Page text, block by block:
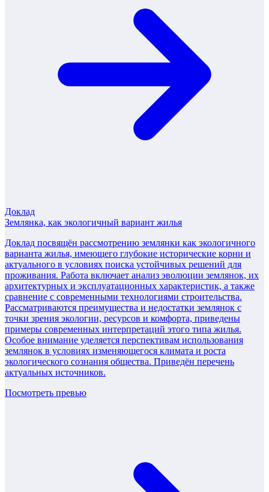
Доклад
Землянка, как экологичный вариант жилья
Доклад посвящён рассмотрению землянки как экологичного
варианта жилья, имеющего глубокие исторические корни и
актуального в условиях поиска устойчивых решений для
проживания. Работа включает анализ эволюции землянок, их
архитектурных и эксплуатационных характеристик, а также
сравнение с современными технологиями строительства.
Рассматриваются преимущества и недостатки землянок с
точки зрения экологии, ресурсов и комфорта, приведены
примеры современных интерпретаций этого типа жилья.
Особое внимание уделяется перспективам использования
землянок в условиях изменяющегося климата и роста
экологического сознания общества. Приведён перечень
актуальных источников.
Посмотреть превью